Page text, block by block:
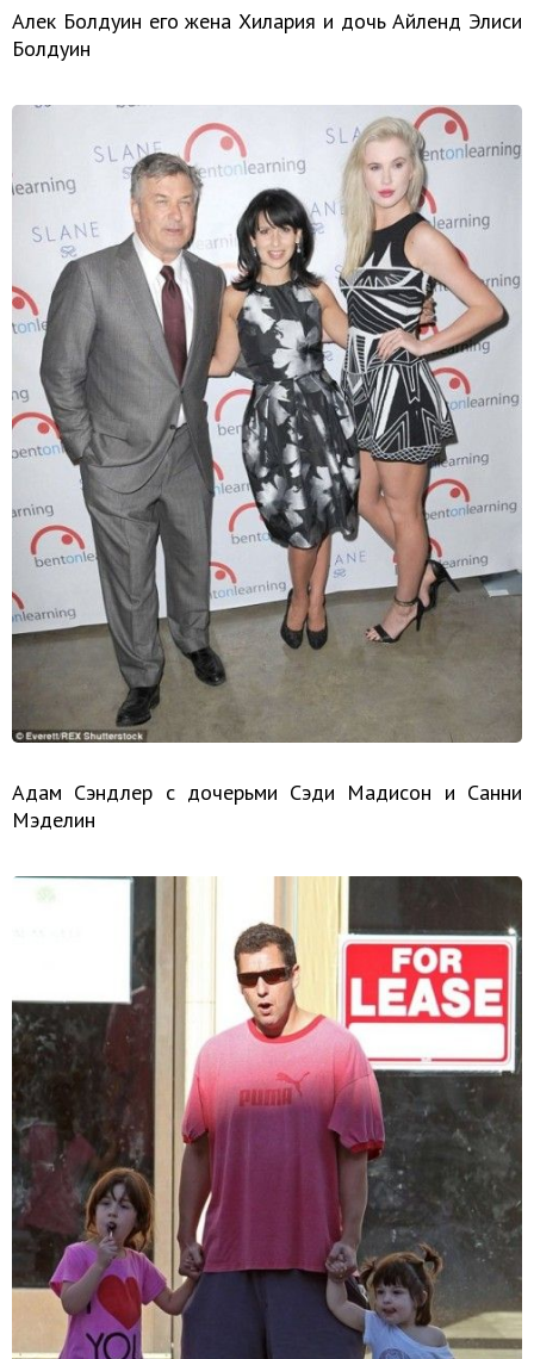
Алек Болдуин его жена Хилария и дочь Айленд Элиси
Болдуин
Адам Сэндлер с дочерьми Сэди Мадисон и Санни
Мэделин